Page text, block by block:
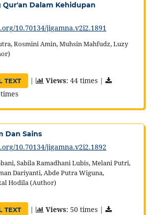
Qur'an Dalam Kehidupan
10.70134/jigamna.v2i2.1891
Rosmini Amin, Muhsin Mahfudz, Luzy
TEXT | Views: 44 times |
Dan Sains
10.70134/jigamna.v2i2.1892
Sabila Ramadhani Lubis, Melani Putri,
Dariyanti, Abde Putra Wiguna,
Hodila (Author)
TEXT | Views: 50 times |